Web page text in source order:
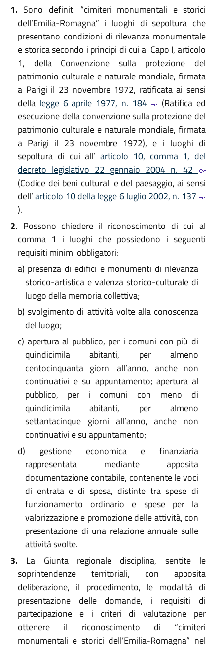
1. Sono definiti “cimiteri monumentali e storici
dell’Emilia-Romagna” i luoghi di sepoltura che
presentano condizioni di rilevanza monumentale
e storica secondo i principi di cui al Capo I, articolo
1, della Convenzione sulla protezione del
patrimonio culturale e naturale mondiale, firmata
a Parigi il 23 novembre 1972, ratificata ai sensi
della legge 6 aprile 1977, n. 184
(Ratifica ed
esecuzione della convenzione sulla protezione del
patrimonio culturale e naturale mondiale, firmata
a Parigi il 23 novembre 1972), e i luoghi di
sepoltura di cui all’ articolo 10, comma 1, del
decreto legislativo 22 gennaio 2004 n. 42
(Codice dei beni culturali e del paesaggio, ai sensi
dell’articolo 10 della legge 6 luglio 2002, n. 137
).
2. Possono chiedere il riconoscimento di cui al
comma 1 i luoghi che possiedono i seguenti
requisiti minimi obbligatori:
a) presenza di edifici e monumenti di rilevanza
storico-artistica e valenza storico-culturale di
luogo della memoria collettiva;
b) svolgimento di attività volte alla conoscenza
del luogo;
c) apertura al pubblico, per i comuni con più di
quindicimila abitanti, per almeno
centocinquanta giorni all’anno, anche non
continuativi e su appuntamento; apertura al
pubblico, per i comuni con meno di
quindicimila abitanti, per almeno
settantacinque giorni all’anno, anche non
continuativi e su appuntamento;
d) gestione economica e finanziaria
rappresentata mediante apposita
documentazione contabile, contenente le voci
di entrata e di spesa, distinte tra spese di
funzionamento ordinario e spese per la
valorizzazione e promozione delle attività, con
presentazione di una relazione annuale sulle
attività svolte.
3. La Giunta regionale disciplina, sentite le
soprintendenze territoriali, con apposita
deliberazione, il procedimento, le modalità di
presentazione delle domande, i requisiti di
partecipazione e i criteri di valutazione per
ottenere il riconoscimento di “cimiteri
monumentali e storici dell’Emilia-Romagna” nel